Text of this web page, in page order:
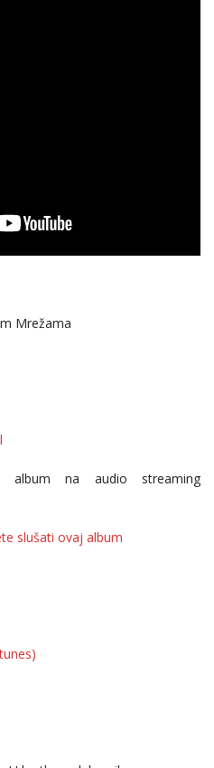
Mrežama
album na audio streaming
slušati ovaj album